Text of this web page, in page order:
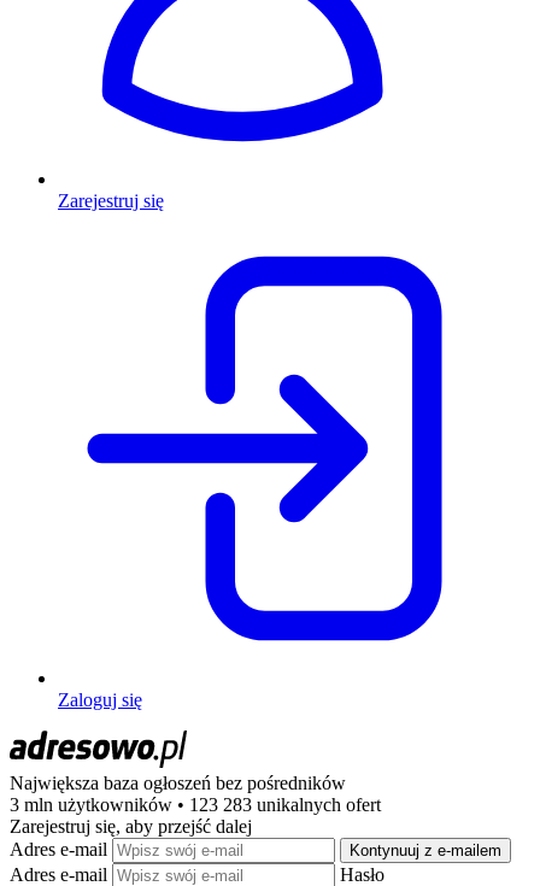
Zarejestruj się
Zaloguj się
Największa baza ogłoszeń bez pośredników
3 mln użytkowników • 123 283 unikalnych ofert
Zarejestruj się, aby przejść dalej
Adres e-mail
Kontynuuj z e-mailem
Adres e-mail Hasło